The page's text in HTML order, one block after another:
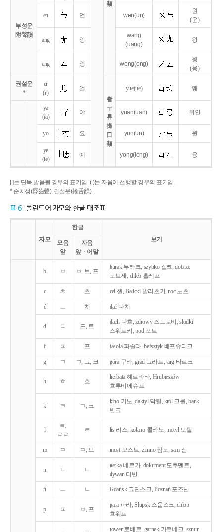
類
부성운
附聲韻
en 언 wen(un)
원
(운)
ang 앙
wang
(uang)
왕
eng 엉 weng(ong)
웡
(웅)
권설운
*
er
(r)
얼
촬
구
류
撮
口
類
yue(ue) 웨
ya
(ia)
야 yuan(uan) 위안
yo 요 yun(un) 윈
ye
(ie)
예 yong(iong) 융
[ ]는 단독 발음될 경우의 표기임. ( )는 자음이 선행할 경우의 표기임.
* 순치성(脣齒聲), 권설운(捲舌韻).
표 6 폴란드어 자모와 한글 대조표
자모
한글
보기
모음
앞
자음
앞ㆍ어말
b ㅂ ㅂ, 브, 프
burak 부라크, szybko 십코, dobrze
도브제, chleb 흘레프
c ㅊ 츠 cel 첼, Balicki 발리츠키, noc 노츠
ć ㅡ 치 dać 다치
d ㄷ 드, 트
dach 다흐, zdrowy 즈드로비, słodki
스워트키, pod 포트
f ㅍ 프 fasola 파솔라, befsztyk 베프슈티크
g ㄱ ㄱ, 그, 크 góra 구라, grad 그라트, targ 타르크
h ㅎ 흐
herbata 헤르바타, Hrubieszów
흐루비에슈프
k ㅋ ㄱ, 크
kino 키노, daktyl 닥틸, król 크룰, bank
반크
l
ㄹ,
ㄹㄹ
ㄹ lis 리스, kolano 콜라노, motyl 모틸
m ㅁ ㅁ, 므 most 모스트, zimno 짐노, sam 삼
n ㄴ ㄴ
nerka 네르카, dokument 도쿠멘트,
dywan 디반
ń ㅡ ㄴ Gdańsk 그단스크, Poznań 포즈난
p ㅍ ㅂ, 프
para 파라, Słupsk 스웁스크, chłop
흐워프
rower 로베르, garnek 가르네크, sznur